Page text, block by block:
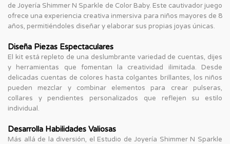
de Joyería Shimmer N Sparkle de Color Baby. Este cautivador juego
ofrece una experiencia creativa inmersiva para niños mayores de 8
años, permitiéndoles diseñar y elaborar sus propias joyas únicas.
Diseña Piezas Espectaculares
El kit está repleto de una deslumbrante variedad de cuentas, dijes
y herramientas que fomentan la creatividad ilimitada. Desde
delicadas cuentas de colores hasta colgantes brillantes, los niños
pueden mezclar y combinar elementos para crear pulseras,
collares y pendientes personalizados que reflejen su estilo
individual.
Desarrolla Habilidades Valiosas
Más allá de la diversión, el Estudio de Joyería Shimmer N Sparkle